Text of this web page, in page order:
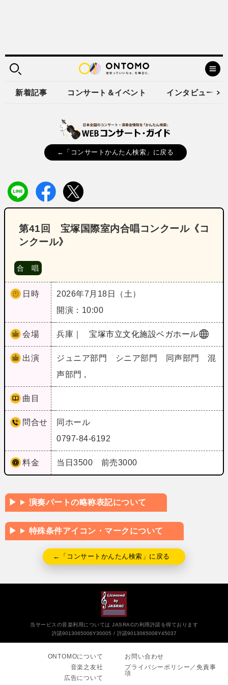
新着記事 コンサート＆イベント インタビュー
←「コンサートかんたん検索」に戻る
第41回 宝塚国際室内合唱コンクール《コ
ンクール》
合 唱
日時
2026年7月18日（土）
開演：10:00
会場 兵庫｜ 宝塚市立文化施設ベガホール
出演
ジュニア部門 シニア部門 同声部門 混
声部門 ,
曲目
問合せ
同ホール
0797-84-6192
料金 当日3500 前売3000
演奏パートの略称表記について
特殊条件アイコン・マークについて
←「コンサートかんたん検索」に戻る
当サービスの音楽利用については JASRACの利用許諾を得ております
許諾9013065006Y30005
許諾9013065008Y45037
ONTOMOについて
音楽之友社
広告について
お問い合わせ
プライバシーポリシー／免責事
項